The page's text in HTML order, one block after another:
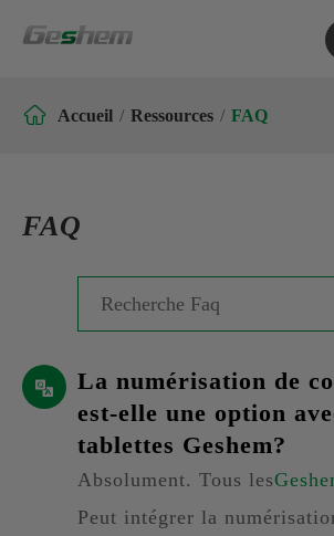
 Accueil Ressources FAQ
FAQ
La numérisation de
est-elle une option
tablettes Geshem?
Absolument. Tous les
Peut intégrer la